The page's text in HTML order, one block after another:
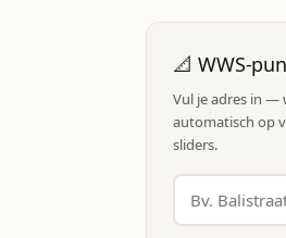
📐 WWS-
Vul je adres in —
automatisch op
sliders.